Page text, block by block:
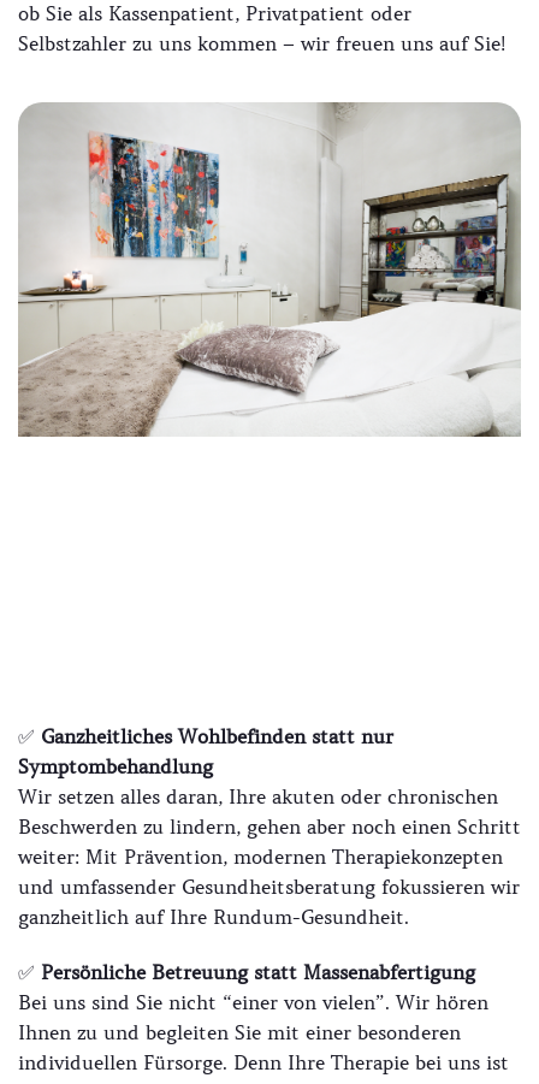
ob Sie als Kassenpatient, Privatpatient oder
Selbstzahler zu uns kommen – wir freuen uns auf Sie!
✅ Ganzheitliches Wohlbefinden statt nur
Symptombehandlung
Wir setzen alles daran, Ihre akuten oder chronischen
Beschwerden zu lindern, gehen aber noch einen Schritt
weiter: Mit Prävention, modernen Therapiekonzepten
und umfassender Gesundheitsberatung fokussieren wir
ganzheitlich auf Ihre Rundum-Gesundheit.
✅ Persönliche Betreuung statt Massenabfertigung
Bei uns sind Sie nicht “einer von vielen”. Wir hören
Ihnen zu und begleiten Sie mit einer besonderen
individuellen Fürsorge. Denn Ihre Therapie bei uns ist